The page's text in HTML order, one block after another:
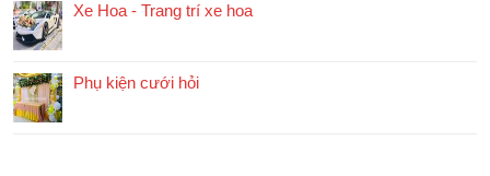
Xe Hoa - Trang trí xe hoa
Phụ kiện cưới hỏi